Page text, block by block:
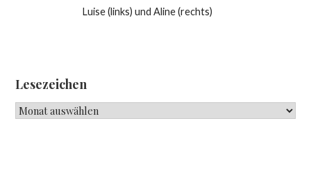
Luise (links) und Aline (rechts)
Lesezeichen
Lesezeichen